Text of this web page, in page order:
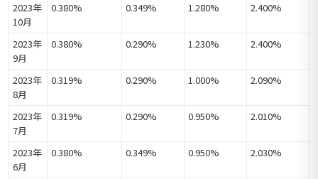
2023年
10月
0.380% 0.349% 1.280% 2.400%
2023年
9月
0.380% 0.290% 1.230% 2.400%
2023年
8月
0.319% 0.290% 1.000% 2.090%
2023年
7月
0.319% 0.290% 0.950% 2.010%
2023年
6月
0.380% 0.349% 0.950% 2.030%